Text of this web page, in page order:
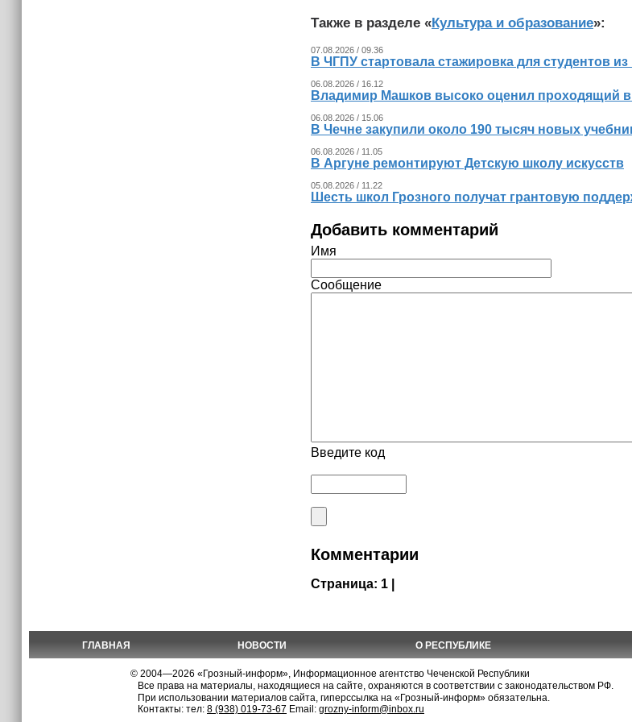
Также в разделе «Культура и образование»:
07.08.2026 / 09.36
В ЧГПУ стартовала стажировка для студентов
06.08.2026 / 16.12
Владимир Машков высоко оценил проходящий
06.08.2026 / 15.06
В Чечне закупили около 190 тысяч новых
06.08.2026 / 11.05
В Аргуне ремонтируют Детскую школу искусств
05.08.2026 / 11.22
Шесть школ Грозного получат грантовую
Добавить комментарий
Имя
Сообщение
Введите код
Комментарии
Страница: 1 |
ГЛАВНАЯ НОВОСТИ О РЕСПУБЛИКЕ
© 2004—2026 «Грозный-информ», Информационное агентство Чеченской Республики
Все права на материалы, находящиеся на сайте, охраняются в соответствии с законодательством РФ.
При использовании материалов сайта, гиперссылка на «Грозный-информ» обязательна.
Контакты: тел: 8 (938) 019-73-67 Email: grozny-inform@inbox.ru